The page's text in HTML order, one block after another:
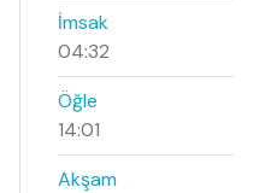
İmsak
04:32
Öğle
14:01
Akşam